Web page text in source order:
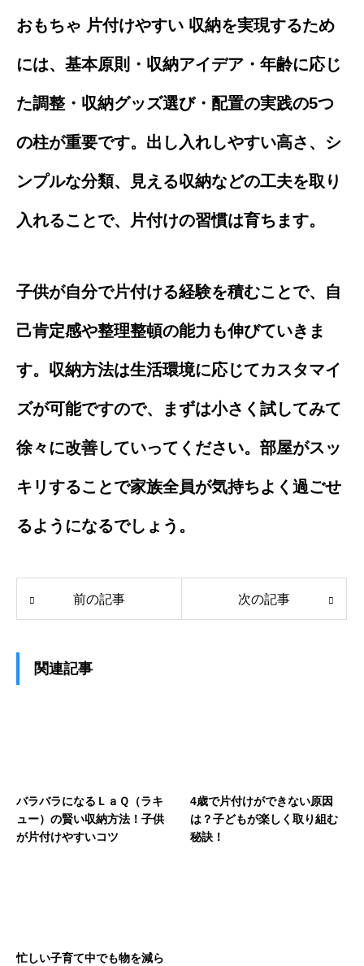
おもちゃ 片付けやすい 収納を実現するため
には、基本原則・収納アイデア・年齢に応じ
た調整・収納グッズ選び・配置の実践の5つ
の柱が重要です。出し入れしやすい高さ、シ
ンプルな分類、見える収納などの工夫を取り
入れることで、片付けの習慣は育ちます。
子供が自分で片付ける経験を積むことで、自
己肯定感や整理整頓の能力も伸びていきま
す。収納方法は生活環境に応じてカスタマイ
ズが可能ですので、まずは小さく試してみて
徐々に改善していってください。部屋がスッ
キリすることで家族全員が気持ちよく過ごせ
るようになるでしょう。
前の記事 次の記事
関連記事
バラバラになるＬａＱ（ラキ
ュー）の賢い収納方法！子供
が片付けやすいコツ
4歳で片付けができない原因
は？子どもが楽しく取り組む
秘訣！
忙しい子育て中でも物を減ら